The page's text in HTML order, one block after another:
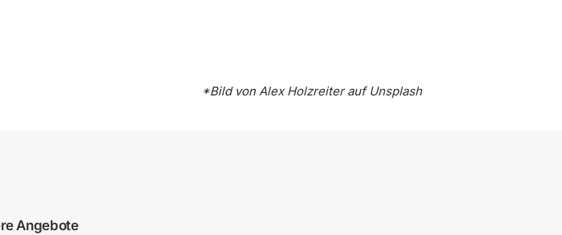
*Bild vonAlex Holzreiterauf Unsplash
Angebote